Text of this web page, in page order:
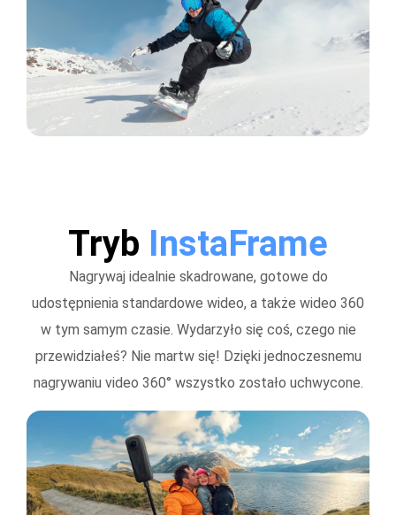
Tryb InstaFrame
Nagrywaj idealnie skadrowane, gotowe do
udostępnienia standardowe wideo, a także wideo 360
w tym samym czasie. Wydarzyło się coś, czego nie
przewidziałeś? Nie martw się! Dzięki jednoczesnemu
nagrywaniu video 360° wszystko zostało uchwycone.